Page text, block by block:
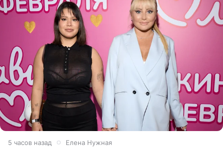
5 часов назад Елена Нужная